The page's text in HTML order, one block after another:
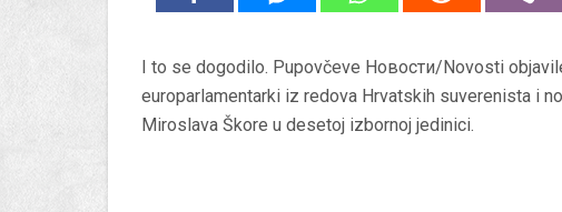
I to se dogodilo. Pupovčeve Новости/Novosti
europarlamentarki iz redova Hrvatskih suverenista i
Miroslava Škore u desetoj izbornoj jedinici.